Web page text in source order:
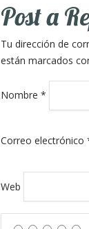
Post a
Tu dirección de
están marcados
Nombre *
Correo electrónico
Web